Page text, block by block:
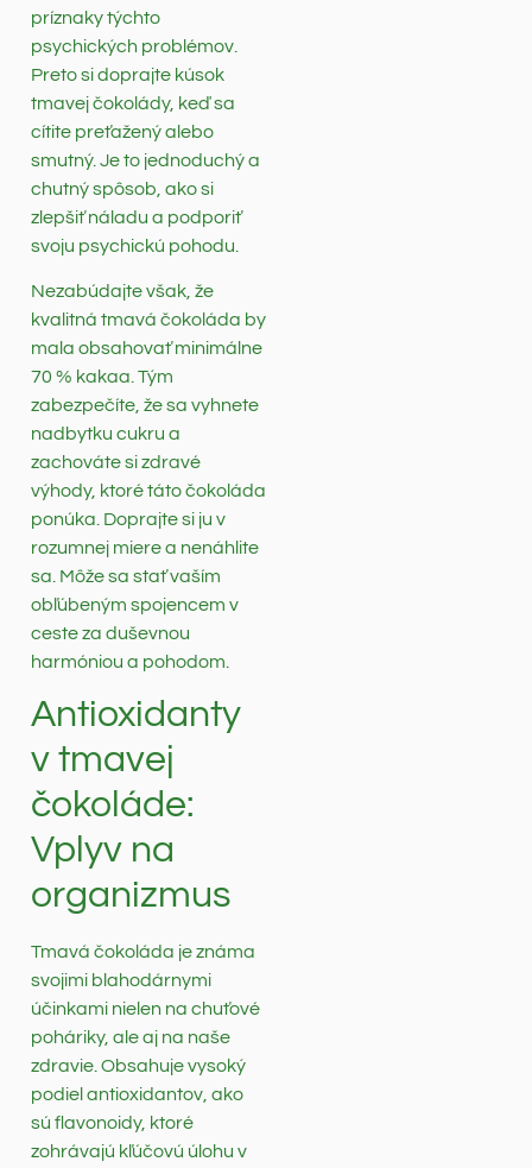
príznaky týchto
psychických problémov.
Preto si doprajte kúsok
tmavej čokolády, keď sa
cítite preťažený alebo
smutný. Je to jednoduchý a
chutný spôsob, ako si
zlepšiť náladu a podporiť
svoju psychickú pohodu.
Nezabúdajte však, že
kvalitná tmavá čokoláda by
mala obsahovať minimálne
70 % kakaa. Tým
zabezpečíte, že sa vyhnete
nadbytku cukru a
zachováte si zdravé
výhody, ktoré táto čokoláda
ponúka. Doprajte si ju v
rozumnej miere a nenáhlite
sa. Môže sa stať vaším
obľúbeným spojencem v
ceste za duševnou
harmóniou a pohodom.
Antioxidanty
v tmavej
čokoláde:
Vplyv na
organizmus
Tmavá čokoláda je známa
svojimi blahodárnymi
účinkami nielen na chuťové
poháriky, ale aj na naše
zdravie. Obsahuje vysoký
podiel antioxidantov, ako
sú flavonoidy, ktoré
zohrávajú kľúčovú úlohu v